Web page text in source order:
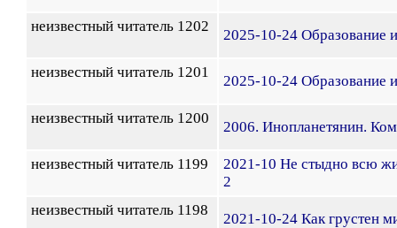
неизвестный читатель 1202
2025-10-24 Образование
неизвестный читатель 1201
2025-10-24 Образование
неизвестный читатель 1200
2006. Инопланетянин.
неизвестный читатель 1199
2021-10 Не стыдно всю
2
неизвестный читатель 1198
2021-10-24 Как грустен